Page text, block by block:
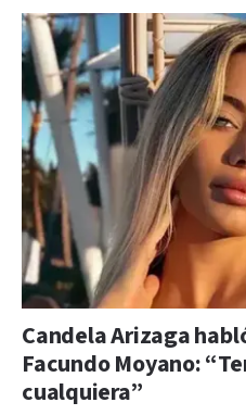
Candela Arizaga
Facundo Moyano:
cualquiera”